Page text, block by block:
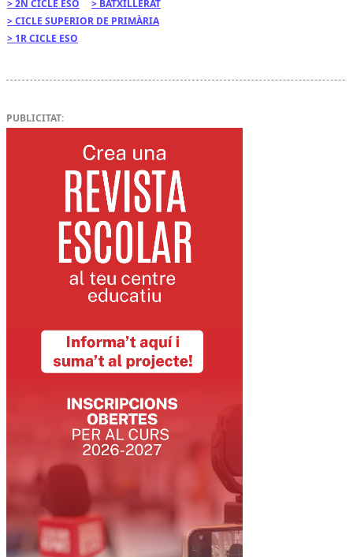
2N CICLE ESO
BATXILLERAT
CICLE SUPERIOR DE PRIMÀRIA
1R CICLE ESO
PUBLICITAT: